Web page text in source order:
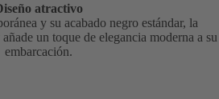
atractivo
y su acabado negro estándar, la
un toque de elegancia moderna a su
embarcación.